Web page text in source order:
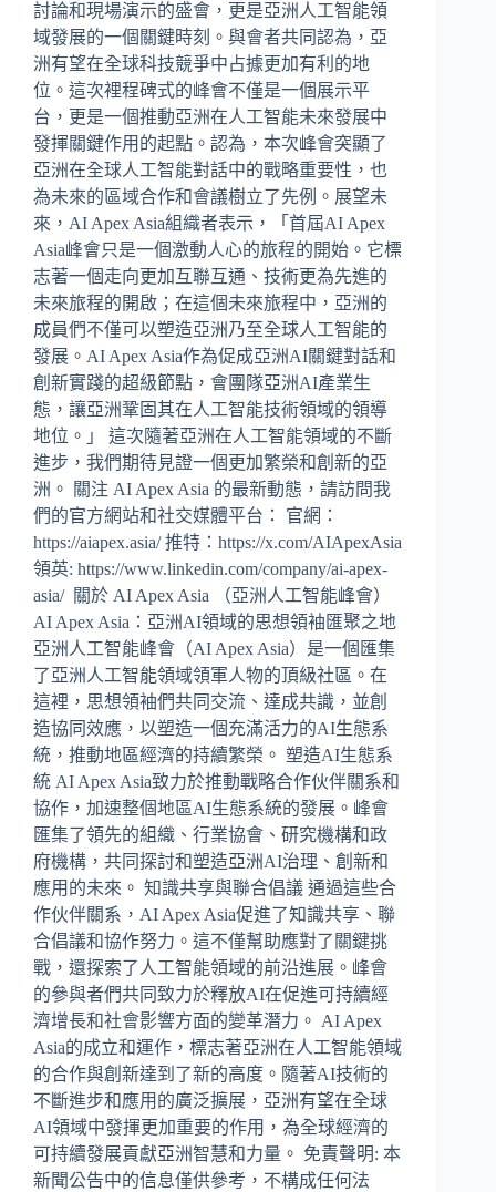
討論和現場演示的盛會，更是亞洲人工智能領
域發展的一個關鍵時刻。與會者共同認為，亞
洲有望在全球科技競爭中占據更加有利的地
位。這次裡程碑式的峰會不僅是一個展示平
台，更是一個推動亞洲在人工智能未來發展中
發揮關鍵作用的起點。認為，本次峰會突顯了
亞洲在全球人工智能對話中的戰略重要性，也
為未來的區域合作和會議樹立了先例。展望未
來，AI Apex Asia組織者表示，「首屆AI Apex
Asia峰會只是一個激動人心的旅程的開始。它標
志著一個走向更加互聯互通、技術更為先進的
未來旅程的開啟；在這個未來旅程中，亞洲的
成員們不僅可以塑造亞洲乃至全球人工智能的
發展。AI Apex Asia作為促成亞洲AI關鍵對話和
創新實踐的超級節點，會團隊亞洲AI產業生
態，讓亞洲鞏固其在人工智能技術領域的領導
地位。」 這次隨著亞洲在人工智能領域的不斷
進步，我們期待見證一個更加繁榮和創新的亞
洲。 關注 AI Apex Asia 的最新動態，請訪問我
們的官方網站和社交媒體平台： 官網：
https://aiapex.asia/ 推特：https://x.com/AIApexAsia
領英: https://www.linkedin.com/company/ai-apex-
asia/ 關於 AI Apex Asia （亞洲人工智能峰會）
AI Apex Asia：亞洲AI領域的思想領袖匯聚之地
亞洲人工智能峰會（AI Apex Asia）是一個匯集
了亞洲人工智能領域領軍人物的頂級社區。在
這裡，思想領袖們共同交流、達成共識，並創
造協同效應，以塑造一個充滿活力的AI生態系
統，推動地區經濟的持續繁榮。 塑造AI生態系
統 AI Apex Asia致力於推動戰略合作伙伴關系和
協作，加速整個地區AI生態系統的發展。峰會
匯集了領先的組織、行業協會、研究機構和政
府機構，共同探討和塑造亞洲AI治理、創新和
應用的未來。 知識共享與聯合倡議 通過這些合
作伙伴關系，AI Apex Asia促進了知識共享、聯
合倡議和協作努力。這不僅幫助應對了關鍵挑
戰，還探索了人工智能領域的前沿進展。峰會
的參與者們共同致力於釋放AI在促進可持續經
濟增長和社會影響方面的變革潛力。 AI Apex
Asia的成立和運作，標志著亞洲在人工智能領域
的合作與創新達到了新的高度。隨著AI技術的
不斷進步和應用的廣泛擴展，亞洲有望在全球
AI領域中發揮更加重要的作用，為全球經濟的
可持續發展貢獻亞洲智慧和力量。 免責聲明: 本
新聞公告中的信息僅供參考，不構成任何法